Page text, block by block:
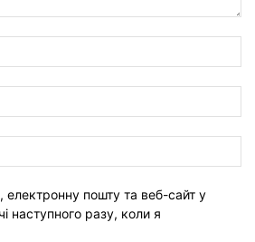
електронну пошту та веб-сайт у
наступного разу, коли я